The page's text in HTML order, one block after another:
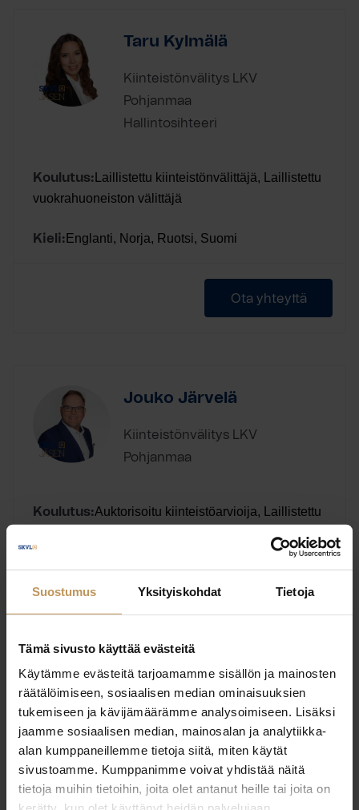
Suostumus Yksityiskohdat Tietoja
Tämä sivusto käyttää evästeitä
Käytämme evästeitä tarjoamamme sisällön ja mainosten
räätälöimiseen, sosiaalisen median ominaisuuksien
tukemiseen ja kävijämäärämme analysoimiseen. Lisäksi
jaamme sosiaalisen median, mainosalan ja analytiikka-
alan kumppaneillemme tietoja siitä, miten käytät
sivustoamme. Kumppanimme voivat yhdistää näitä
tietoja muihin tietoihin, joita olet antanut heille tai joita on
Taru Kylmälä
Kiinteistönvälitys LKV
Pohjanmaa
Hallintosihteeri
Koulutus: Laillistettu kiinteistönvälittäjä, Laillistettu
vuokrahuoneiston välittäjä
Kieli: Englanti, Norja, Ruotsi, Suomi
Ota yhteyttä
Jouko Järvelä
Kiinteistönvälitys LKV
Pohjanmaa
Koulutus:Auktorisoitu kiinteistöarvioija, Laillistettu
Kieli:Englanti, Ruotsi, Suomi
Antti Järvelä
Kiinteistönvälitys LKV
Pohjanmaa